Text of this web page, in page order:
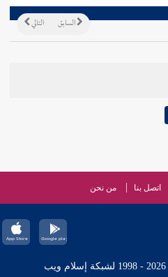
التالي السابق
اتصل بنا من نحن